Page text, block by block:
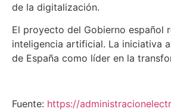
de la digitalización.
El proyecto del Gobierno español
inteligencia artificial. La iniciativa
de España como líder en la
Fuente: https://